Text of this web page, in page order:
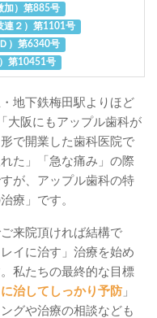
加）第885号
連２）第1101号
）第6340号
第10451号
地下鉄梅田駅よりほど
大阪にもアップル歯科が
で開業した歯科医院で
た」「急な痛み」の際
が、アップル歯科の特
療」です。
来院頂ければ結構で
イに治す」治療を始め
私たちの最終的な目標
治してしっかり予防 」
グや治療の相談なども